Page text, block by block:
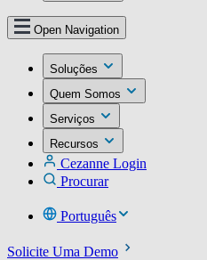
Open Navigation
Soluções
Quem Somos
Serviços
Recursos
Cezanne Login
Procurar
Português
Solicite Uma Demo